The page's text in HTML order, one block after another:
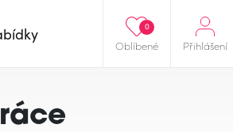
Oblíbené
0
Přihlášení